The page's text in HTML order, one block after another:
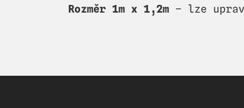
Rozměr 1m x 1,2m – lze